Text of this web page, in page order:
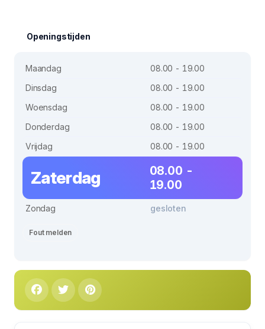
Openingstijden
Maandag
08.00 - 19.00
Dinsdag
08.00 - 19.00
Woensdag
08.00 - 19.00
Donderdag
08.00 - 19.00
Vrijdag
08.00 - 19.00
Zaterdag
08.00 -
19.00
Zondag gesloten
Fout melden